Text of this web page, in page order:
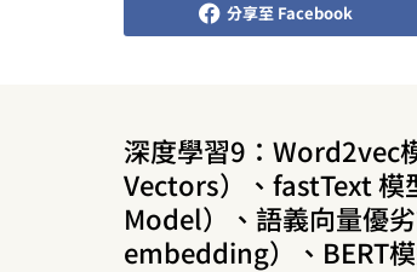
分享至 Facebook
深度學習9：Word2vec
Vectors）、fastText
Model）、語義向量優
embedding）、BERT